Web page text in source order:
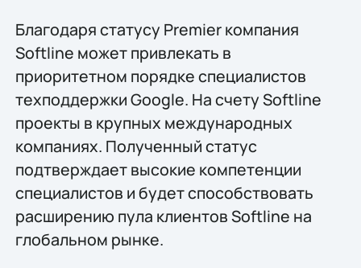
Благодаря статусу Premier компания
Softline может привлекать в
приоритетном порядке специалистов
техподдержки Google. На счету Softline
проекты в крупных международных
компаниях. Полученный статус
подтверждает высокие компетенции
специалистов и будет способствовать
расширению пула клиентов Softline на
глобальном рынке.